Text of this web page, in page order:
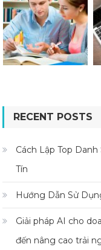
RECENT POSTS
Cách Lập Top
Tín
Hướng Dẫn Sử
Giải pháp AI cho
đến nâng cao trải